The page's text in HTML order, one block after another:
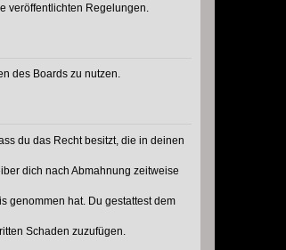
veröffentlichten Regelungen.
des Boards zu nutzen.
du das Recht besitzt, die in deinen
dich nach Abmahnung zeitweise
genommen hat. Du gestattest dem
Schaden zuzufügen.